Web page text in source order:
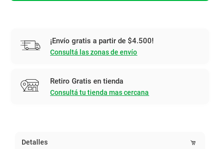
¡Envío gratis a partir de $4.500!
Consultá las zonas de envío
Retiro Gratis en tienda
Consultá tu tienda mas cercana
Detalles